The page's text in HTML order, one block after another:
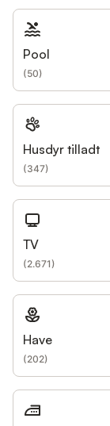
Pool
(50)
Husdyr tilladt
(347)
TV
(2.671)
Have
(202)